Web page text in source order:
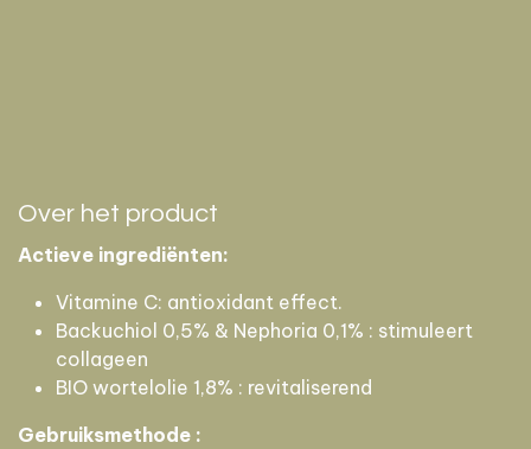
Over het product
Actieve ingrediënten:
Vitamine C: antioxidant effect.
Backuchiol 0,5% & Nephoria 0,1% : stimuleert
collageen
BIO wortelolie 1,8% : revitaliserend
Gebruiksmethode :